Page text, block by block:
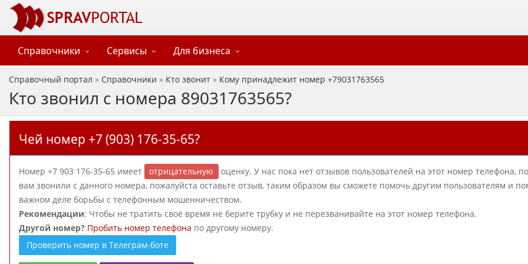
Справочники Сервисы Для бизнеса
Справочный портал » Справочники » Кто звонит » Кому принадлежит номер +79031763565
Кто звонил с номера 89031763565?
Чей номер +7 (903) 176-35-65?
Номер +7 903 176-35-65 имеет отрицательную
оценку. У нас пока нет отзывов пользователей на этот номер телефона,
вам звонили с данного номера, пожалуйста оставьте отзыв, таким образом вы сможете помочь другим пользователям и
важном деле борьбы с телефонным мошенничеством.
Рекомендации: Чтобы не тратить своё время не берите трубку и не перезванивайте на этот номер телефона.
Другой номер? Пробить номер телефона по другому номеру.
Проверить номер в Телеграм-боте